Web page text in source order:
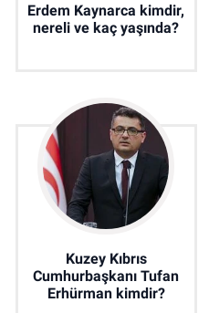
Erdem Kaynarca kimdir,
nereli ve kaç yaşında?
Kuzey Kıbrıs
Cumhurbaşkanı Tufan
Erhürman kimdir?